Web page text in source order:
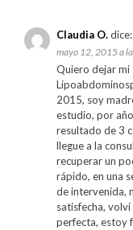
Claudia O.dice:
mayo 12, 2015 a
Quiero dejar mi
2015, soy
estudio, por
resultado de 3
llegue a la
recuperar un
rápido, en una
de intervenida,
satisfecha, volví
perfecta, estoy